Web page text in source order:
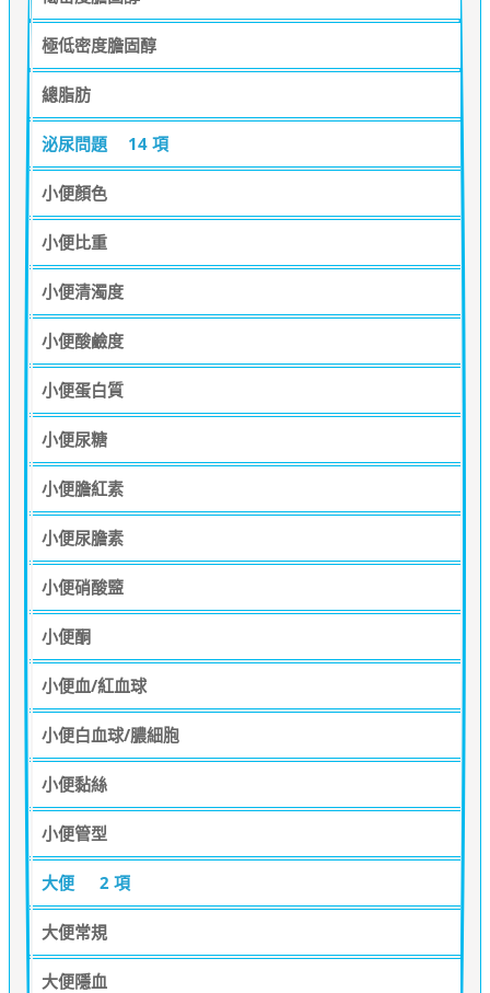
極低密度膽固醇
總脂肪
泌尿問題 14 項
小便顏色
小便比重
小便清濁度
小便酸鹼度
小便蛋白質
小便尿糖
小便膽紅素
小便尿膽素
小便硝酸盬
小便酮
小便血/紅血球
小便白血球/膿細胞
小便黏絲
小便管型
大便 2 項
大便常規
大便隱血